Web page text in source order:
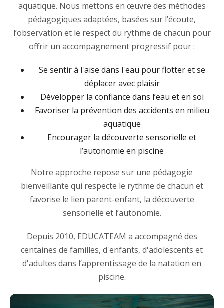
aquatique. Nous mettons en œuvre des méthodes
pédagogiques adaptées, basées sur l’écoute,
l’observation et le respect du rythme de chacun pour
offrir un accompagnement progressif pour :
Se sentir à l'aise dans l'eau pour flotter et se
déplacer avec plaisir
Développer la confiance dans l’eau et en soi
Favoriser la prévention des accidents en milieu
aquatique
Encourager la découverte sensorielle et
l’autonomie en piscine
Notre approche repose sur une pédagogie
bienveillante qui respecte le rythme de chacun et
favorise le lien parent-enfant, la découverte
sensorielle et l’autonomie.
Depuis 2010, EDUCATEAM a accompagné des
centaines de familles, d'enfants, d'adolescents et
d'adultes dans l’apprentissage de la natation en
piscine.